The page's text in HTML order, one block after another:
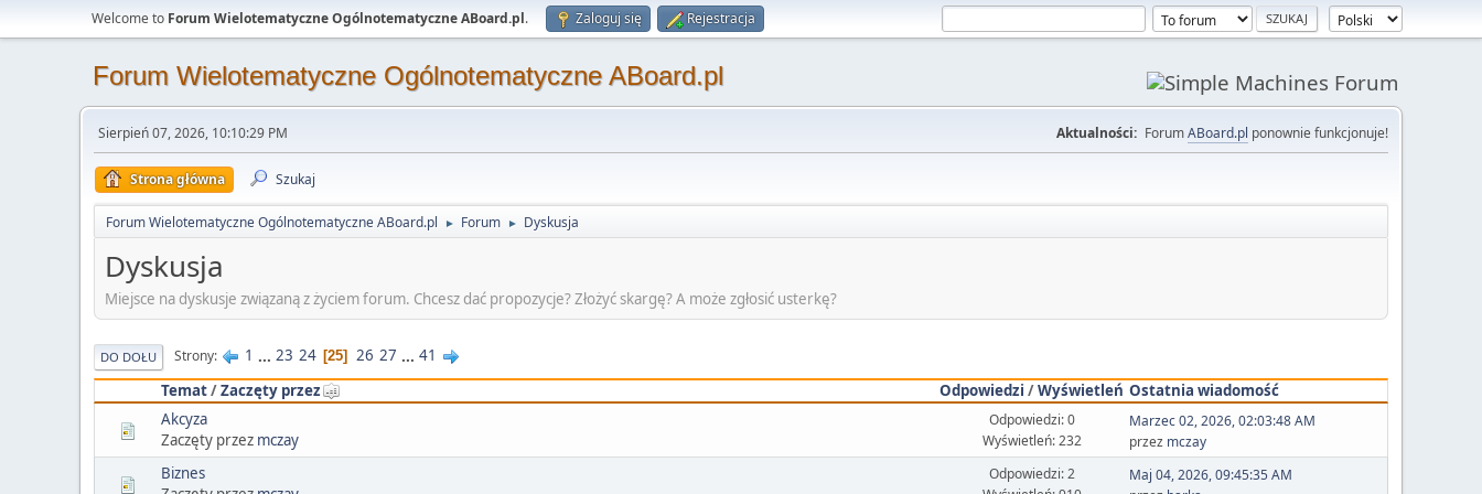
Welcome to Forum Wielotematyczne Ogólnotematyczne ABoard.pl. Zaloguj się Rejestracja
Forum Wielotematyczne Ogólnotematyczne ABoard.pl
Sierpień 07, 2026, 10:10:29 PM Aktualności: ForumABoard.pl ponownie funkcjonuje!
Strona główna Szukaj
Forum Wielotematyczne Ogólnotematyczne ABoard.pl ► Forum ► Dyskusja
Dyskusja
Miejsce na dyskusje związaną z życiem forum. Chcesz dać propozycje? Złożyć skargę? A może zgłosić usterkę?
DO DOŁU Strony 1 ... 23 24 25 26 27 ... 41
Temat/Zaczęty przez Odpowiedzi /Wyświetleń Ostatnia wiadomość
Akcyza
Zaczęty przez mczay
Odpowiedzi: 0
Wyświetleń: 232
Marzec 02, 2026, 02:03:48 AM
przez mczay
Biznes
Odpowiedzi: 2
Maj 04, 2026, 09:45:35 AM